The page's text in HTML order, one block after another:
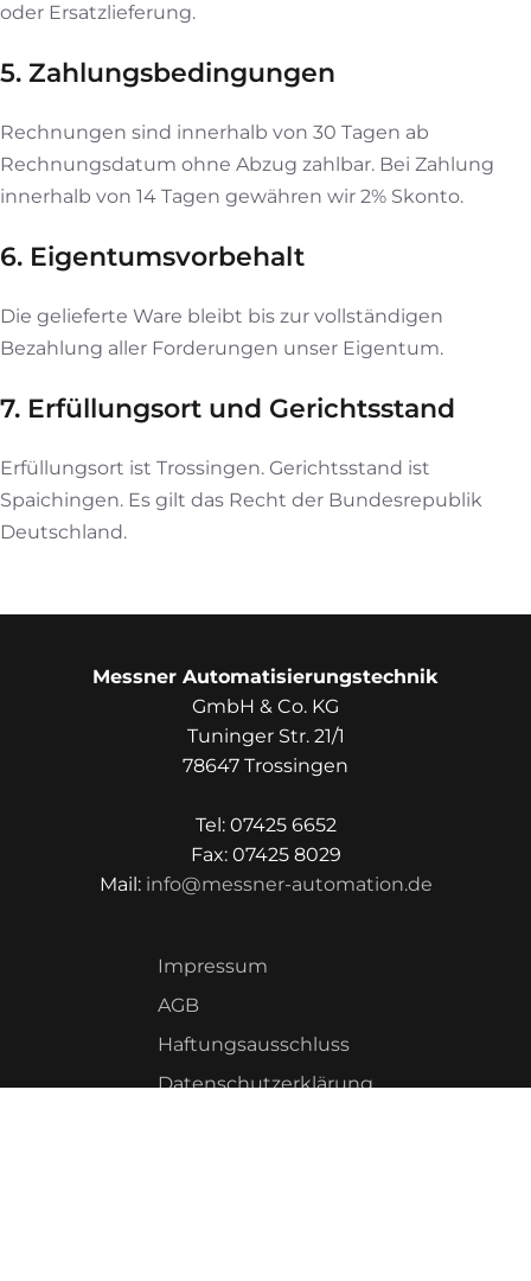
oder Ersatzlieferung.
5. Zahlungsbedingungen
Rechnungen sind innerhalb von 30 Tagen ab
Rechnungsdatum ohne Abzug zahlbar. Bei Zahlung
innerhalb von 14 Tagen gewähren wir 2% Skonto.
6. Eigentumsvorbehalt
Die gelieferte Ware bleibt bis zur vollständigen
Bezahlung aller Forderungen unser Eigentum.
7. Erfüllungsort und Gerichtsstand
Erfüllungsort ist Trossingen. Gerichtsstand ist
Spaichingen. Es gilt das Recht der Bundesrepublik
Deutschland.
Messner Automatisierungstechnik
GmbH & Co. KG
Tuninger Str. 21/1
78647 Trossingen
Tel: 07425 6652
Fax: 07425 8029
Mail: info@messner-automation.de
Impressum
AGB
Haftungsausschluss
Datenschutzerklärung